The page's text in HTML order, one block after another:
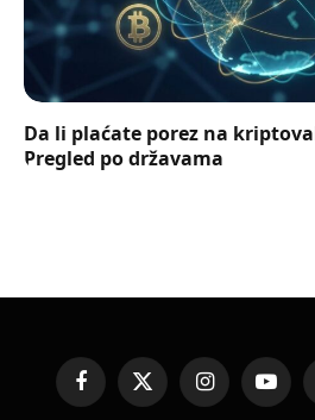
Da li plaćate porez na
Pregled po državama
FacebookX
(Twitter)
Instagram